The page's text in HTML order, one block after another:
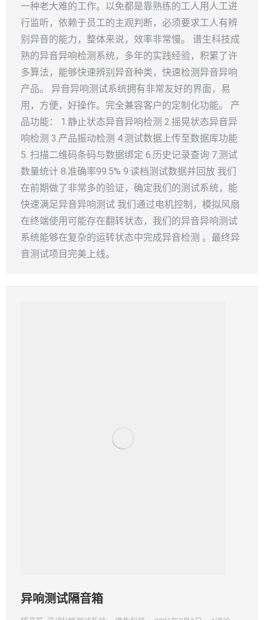
一种老大难的工作。以免都是靠熟练的工人用人工进
行监听，依赖于员工的主观判断，必须要求工人有辨
别异音的能力，整体来说，效率非常慢。 谱生科技成
熟的异音异响检测系统，多年的实践经验，积累了许
多算法，能够快速辨别异音种类，快速检测异音异响
产品。 异音异响测试系统拥有非常友好的界面，易
用，方便，好操作。完全兼容客户的定制化功能。 产
品功能： 1.静止状态异音异响检测 2.摇晃状态异音异
响检测 3.产品振动检测 4.测试数据上传至数据库功能
5. 扫描二维码条码与数据绑定 6.历史记录查询 7.测试
数量统计 8.准确率99.5% 9.读档测试数据并回放 我们
在前期做了非常多的验证，确定我们的测试系统，能
快速满足异音异响测试 我们通过电机控制，模拟风扇
在终端使用可能存在翻转状态，我们的异音异响测试
系统能够在复杂的运转状态中完成异音检测 。最终异
音测试项目完美上线。
异响测试隔音箱